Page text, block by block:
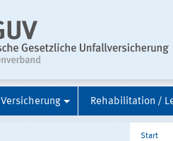
Versicherung Rehabilitation /
Start